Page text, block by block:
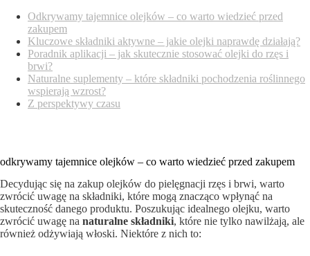
Odkrywamy tajemnice olejków – co⁤ warto wiedzieć⁢ przed
zakupem
Kluczowe składniki aktywne –‍ jakie olejki naprawdę ⁤działają?
Poradnik ​aplikacji⁢ – jak ‍skutecznie stosować olejki do rzęs i
brwi?
Naturalne ‍suplementy – które składniki pochodzenia roślinnego
wspierają wzrost?
Z perspektywy czasu
odkrywamy tajemnice⁢ olejków – co warto⁤ wiedzieć przed zakupem
Decydując się na zakup‌ olejków ​do pielęgnacji rzęs i brwi, warto
zwrócić uwagę⁤ na ‌składniki, które mogą znacząco wpłynąć na
⁢skuteczność danego produktu. Poszukując idealnego⁢ olejku, ⁢warto
zwrócić uwagę na naturalne⁣ składniki, które ⁤nie⁤ tylko nawilżają, ale
również odżywiają włoski. Niektóre‌ z nich to: